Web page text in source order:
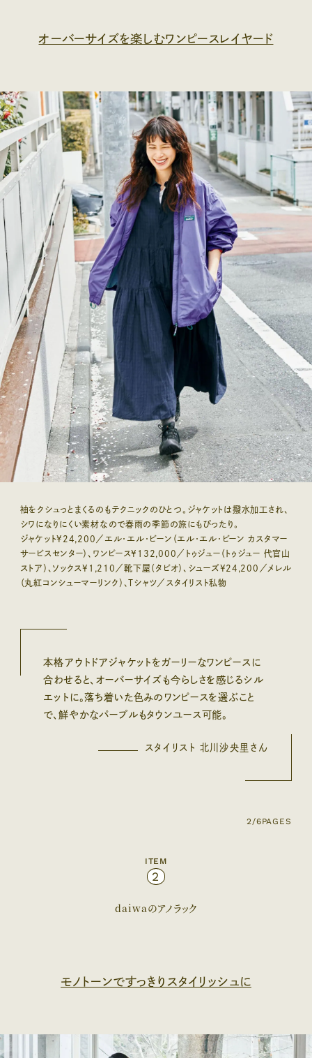
オーバーサイズを楽しむワンピースレイヤード
袖をクシュっとまくるのもテクニックのひとつ。ジャケットは撥水加工され、
シワになりにくい素材なので春雨の季節の旅にもぴったり。
ジャケット¥24,200／エル・エル・ビーン（エル・エル・ビーン カスタマー
サービスセンター）、ワンピース¥132,000／トゥジュー（トゥジュー 代官山
ストア）、ソックス¥1,210／靴下屋（タビオ）、シューズ¥24,200／メレル
（丸紅コンシューマーリンク）、Tシャツ／スタイリスト私物
本格アウトドアジャケットをガーリーなワンピースに
合わせると、オーバーサイズも今らしさを感じるシル
エットに。落ち着いた色みのワンピースを選ぶこと
で、鮮やかなパープルもタウンユース可能。
スタイリスト 北川沙央里さん
2/6PAGES
ITEM
2
daiwaのアノラック
モノトーンですっきりスタイリッシュに